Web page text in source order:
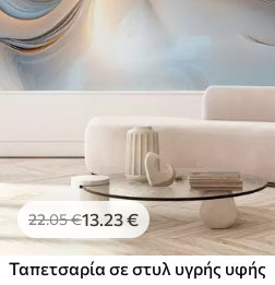
22.05€13 .23€
Ταπετσαρία σε στυλ υγρής υφής